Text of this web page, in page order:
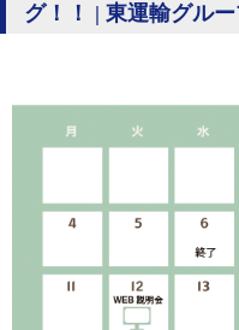
グ！！ | 東運輸グル